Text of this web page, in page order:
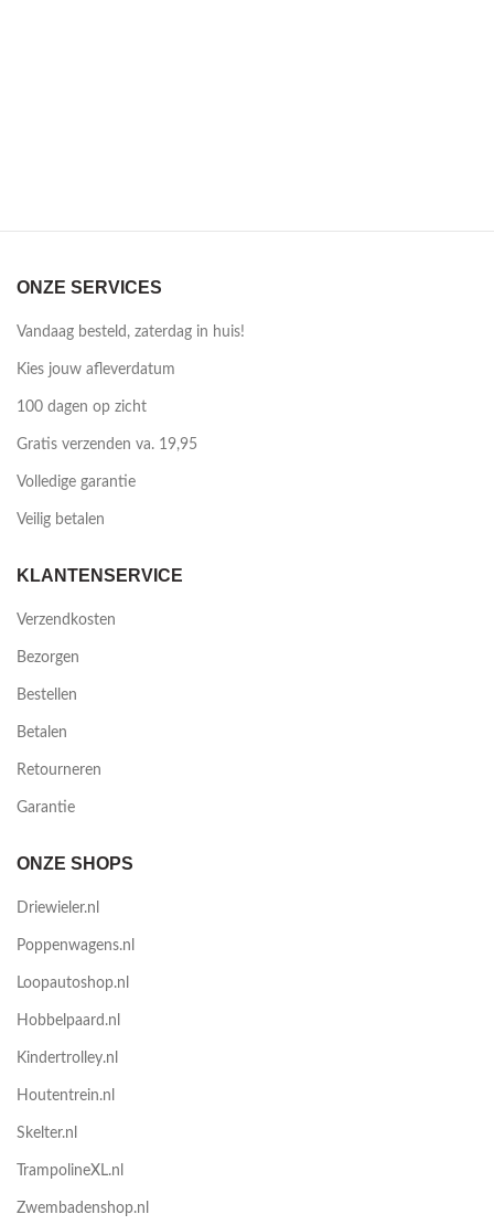
ONZE SERVICES
Vandaag besteld, zaterdag in huis!
Kies jouw afleverdatum
100 dagen op zicht
Gratis verzenden va. 19,95
Volledige garantie
Veilig betalen
KLANTENSERVICE
Verzendkosten
Bezorgen
Bestellen
Betalen
Retourneren
Garantie
ONZE SHOPS
Driewieler.nl
Poppenwagens.nl
Loopautoshop.nl
Hobbelpaard.nl
Kindertrolley.nl
Houtentrein.nl
Skelter.nl
TrampolineXL.nl
Zwembadenshop.nl